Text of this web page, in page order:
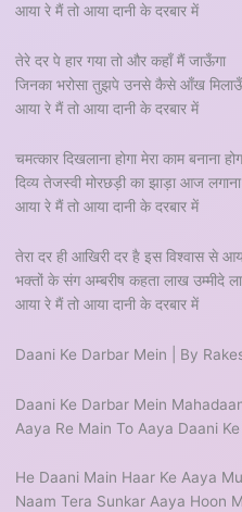
आया रे मैं तो आया दानी के दरबार में
तेरे दर पे हार गया तो और कहाँ मैं जाऊँगा
जिनका भरोसा तुझपे उनसे कैसे आँख
आया रे मैं तो आया दानी के दरबार में
चमत्कार दिखलाना होगा मेरा काम बनाना
दिव्य तेजस्वी मोरछड़ी का झाड़ा आज लगाना
आया रे मैं तो आया दानी के दरबार में
तेरा दर ही आखिरी दर है इस विश्वास से
भक्तों के संग अम्बरीष कहता लाख उम्मीदे
आया रे मैं तो आया दानी के दरबार में
Daani Ke Darbar Mein | By
Daani Ke Darbar Mein
Aaya Re Main To Aaya Daani
He Daani Main Haar Ke Aaya
Naam Tera Sunkar Aaya Hoon